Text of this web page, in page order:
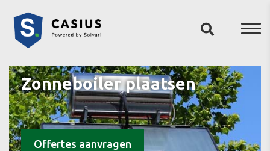
Zonneboiler plaatsen
Offertes aanvragen